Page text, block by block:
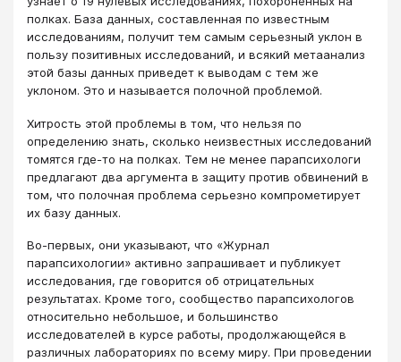
полках. База данных, составленная по известным
исследованиям, получит тем самым серьезный уклон в
пользу позитивных исследований, и всякий метаанализ
этой базы данных приведет к выводам с тем же
уклоном. Это и называется полочной проблемой.
Хитрость этой проблемы в том, что нельзя по
определению знать, сколько неизвестных исследований
томятся где-то на полках. Тем не менее парапсихологи
предлагают два аргумента в защиту против обвинений в
том, что полочная проблема серьезно компрометирует
их базу данных.
Во-первых, они указывают, что «Журнал
парапсихологии» активно запрашивает и публикует
исследования, где говорится об отрицательных
результатах. Кроме того, сообщество парапсихологов
относительно небольшое, и большинство
исследователей в курсе работы, продолжающейся в
различных лабораториях по всему миру. При проведении